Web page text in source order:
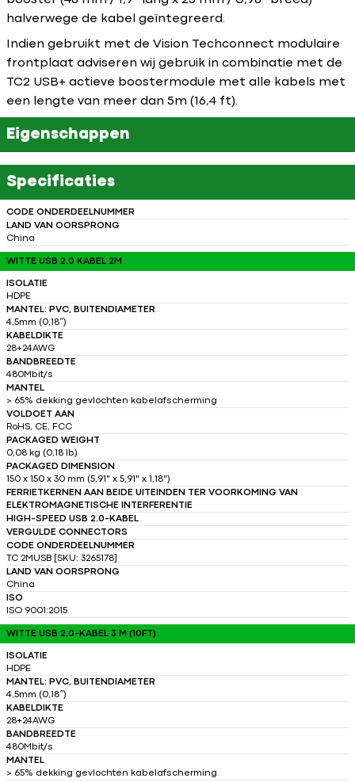
halverwege de kabel geïntegreerd.
Indien gebruikt met de Vision Techconnect modulaire
frontplaat adviseren wij gebruik in combinatie met de
TC2 USB+ actieve boostermodule met alle kabels met
een lengte van meer dan 5m (16,4 ft).
Eigenschappen
Specificaties
CODE ONDERDEELNUMMER
LAND VAN OORSPRONG
China
WITTE USB 2.0 KABEL 2M
ISOLATIE
HDPE
MANTEL: PVC, BUITENDIAMETER
4,5mm (0,18″)
KABELDIKTE
28+24AWG
BANDBREEDTE
480Mbit/s
MANTEL
> 65% dekking gevlochten kabelafscherming
VOLDOET AAN
RoHS, CE, FCC
PACKAGED WEIGHT
0,08 kg (0,18 lb)
PACKAGED DIMENSION
150 x 150 x 30 mm (5,91" x 5,91" x 1,18")
FERRIETKERNEN AAN BEIDE UITEINDEN TER VOORKOMING VAN
ELEKTROMAGNETISCHE INTERFERENTIE
HIGH-SPEED USB 2.0-KABEL
VERGULDE CONNECTORS
CODE ONDERDEELNUMMER
TC 2MUSB [SKU: 3265178]
LAND VAN OORSPRONG
China
ISO
ISO 9001:2015
WITTE USB 2.0-KABEL 3 M (10FT)
ISOLATIE
HDPE
MANTEL: PVC, BUITENDIAMETER
4,5mm (0,18″)
KABELDIKTE
28+24AWG
BANDBREEDTE
480Mbit/s
MANTEL
> 65% dekking gevlochten kabelafscherming